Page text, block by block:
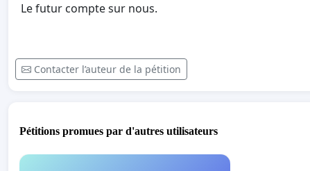
Le futur compte sur nous.
Contacter l’auteur de la pétition
Pétitions promues par d'autres utilisateurs